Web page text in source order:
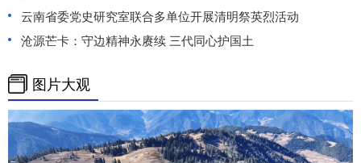
云南省委党史研究室联合多单位开展清明祭英烈活动
沧源芒卡：守边精神永赓续 三代同心护国土
图片大观